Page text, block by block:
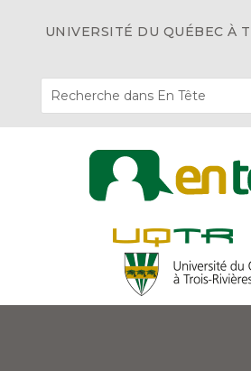
UNIVERSITÉ DU QUÉBEC À